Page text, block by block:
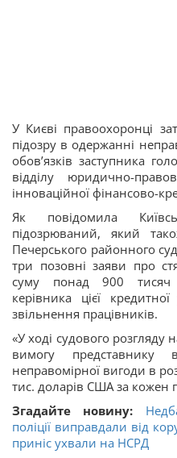
У Києві правоохоронці
підозру в одержанні
обов’язків заступника
відділу юридично-
інноваційної фінансово-
Як повідомила
підозрюваний, який
Печерського районного
три позовні заяви про
суму понад 900 тисяч
керівника цієї
звільнення працівників.
«У ході судового розгляду
вимогу представнику
неправомірної вигоди в
тис. доларів США за кожен
Згадайте новину:
поліції виправдали від
приніс ухвали на НСРД